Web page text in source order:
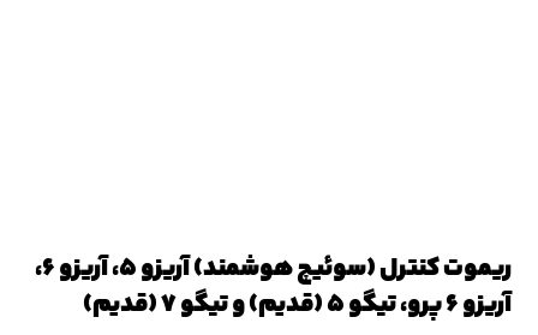
ریموت کنترل (سوئیچ هوشمند) آریزو ۵، آریزو ۶،
آریزو ۶ پرو، تیگو ۵ (قدیم) و تیگو ۷ (قدیم)